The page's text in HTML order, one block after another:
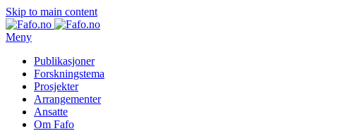
Skip to main content
Meny
Publikasjoner
Forskningstema
Prosjekter
Arrangementer
Ansatte
Om Fafo